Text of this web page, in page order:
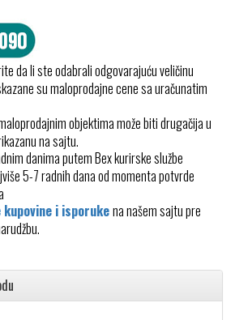
da li ste odabrali odgovarajuću veličinu
su maloprodajne cene sa uračunatim
objektima može biti drugačija u
na sajtu.
danima putem Bex kurirske službe
5-7 radnih dana od momenta potvrde
kupovine i isporukena našem sajtu pre